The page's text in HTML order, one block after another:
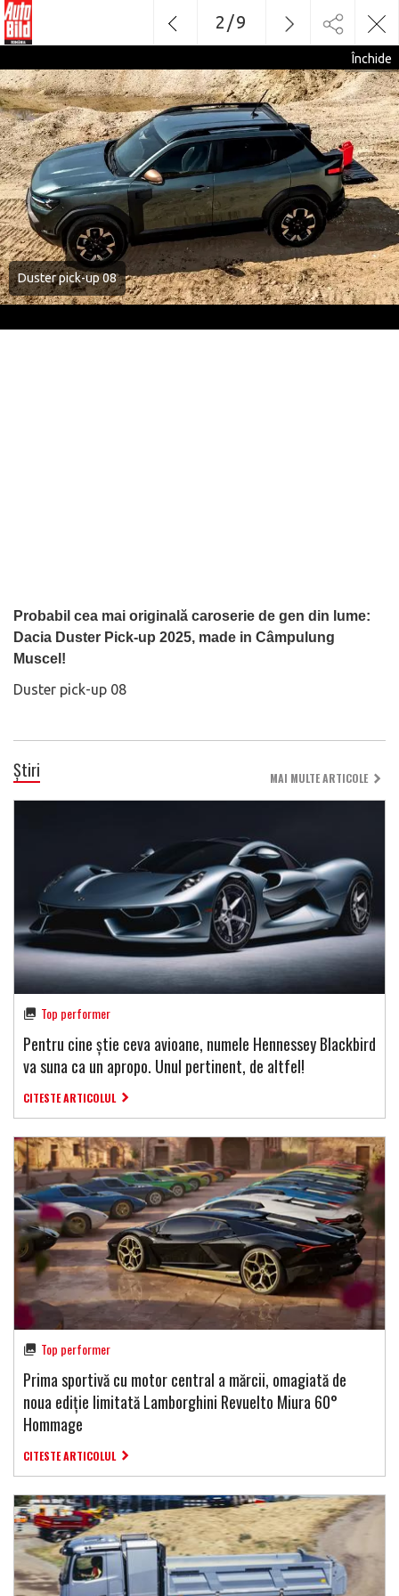
Duster pick-up 08
Probabil cea mai originală caroserie de gen din lume:
Dacia Duster Pick-up 2025, made in Câmpulung
Muscel!
Duster pick-up 08
Închide
2 /9
Știri MAI MULTE ARTICOLE
Top performer
Pentru cine știe ceva avioane, numele Hennessey Blackbird
va suna ca un apropo. Unul pertinent, de altfel!
CITESTE ARTICOLUL
Top performer
Prima sportivă cu motor central a mărcii, omagiată de
noua ediție limitată Lamborghini Revuelto Miura 60°
Hommage
CITESTE ARTICOLUL